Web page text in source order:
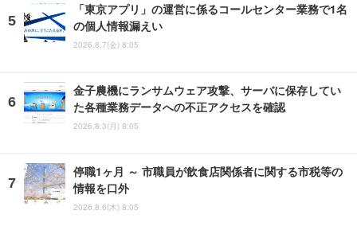
「東京アプリ」の運営に係るコールセンター業務で1名
の個人情報漏えい
2026.8.7(金) 8:05
金子農機にランサムウェア攻撃、サーバに保存してい
た各種業務データへの不正アクセスを確認
2026.8.3(月) 8:05
停職1ヶ月 ～ 市職員が飲食店関係者に関する市税等の
情報を口外
2026.8.6(木) 8:05